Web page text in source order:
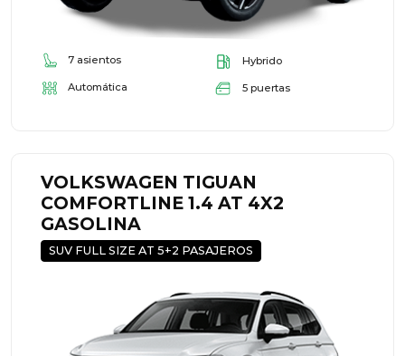
7 asientos Hybrido
Automática 5 puertas
VOLKSWAGEN TIGUAN
COMFORTLINE 1.4 AT 4X2
GASOLINA
SUV FULL SIZE AT 5+2 PASAJEROS